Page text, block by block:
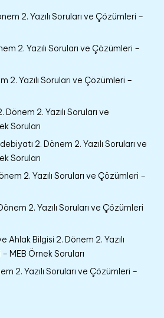
2. Yazılı Soruları ve Çözümleri –
2. Yazılı Soruları ve Çözümleri –
2. Yazılı Soruları ve Çözümleri –
Dönem 2. Yazılı Soruları ve
Soruları
2. Dönem 2. Yazılı Soruları ve
Soruları
2. Yazılı Soruları ve Çözümleri –
2. Yazılı Soruları ve Çözümleri
Ahlak Bilgisi 2. Dönem 2. Yazılı
MEB Örnek Soruları
2. Yazılı Soruları ve Çözümleri –